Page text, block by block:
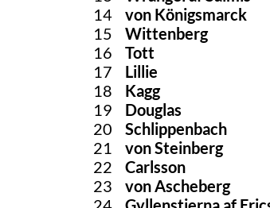
14
von Königsmarck
15
Wittenberg
16
Tott
17
Lillie
18
Kagg
19
Douglas
20
Schlippenbach
21
von Steinberg
22
Carlsson
23
von Ascheberg